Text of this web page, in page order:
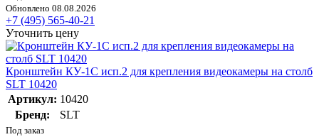
Обновлено 08.08.2026
+7 (495) 565-40-21
Уточнить цену
Кронштейн КУ-1С исп.2 для крепления видеокамеры на столб
SLT 10420
Артикул: 10420
Бренд:
SLT
Под заказ